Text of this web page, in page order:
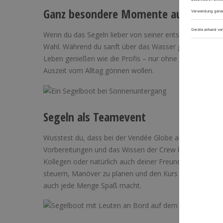
Ganz besondere Momente auf hoher
Wenn du das Segeln lieber von seiner entspannten
Wahl. Während du sanft über das Wasser gleitest und
Leben genießen wie die Profis – nur ohne die
Auszeit vom Alltag gönnen wollen.
Segeln als Teamevent
Wusstest du, dass bei der Vendée Globe auch das
Vorbereitungen und das Wissen der Crew könnte kein
Kollegen oder natürlich auch deiner Freundesgruppe bei
steuern, Manöver zu planen und den Kurs zu halten.
auch jede Menge Spaß macht.